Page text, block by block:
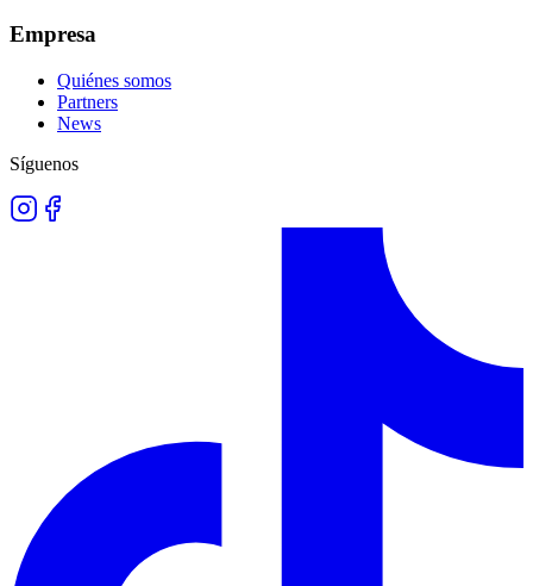
Empresa
Quiénes somos
Partners
News
Síguenos